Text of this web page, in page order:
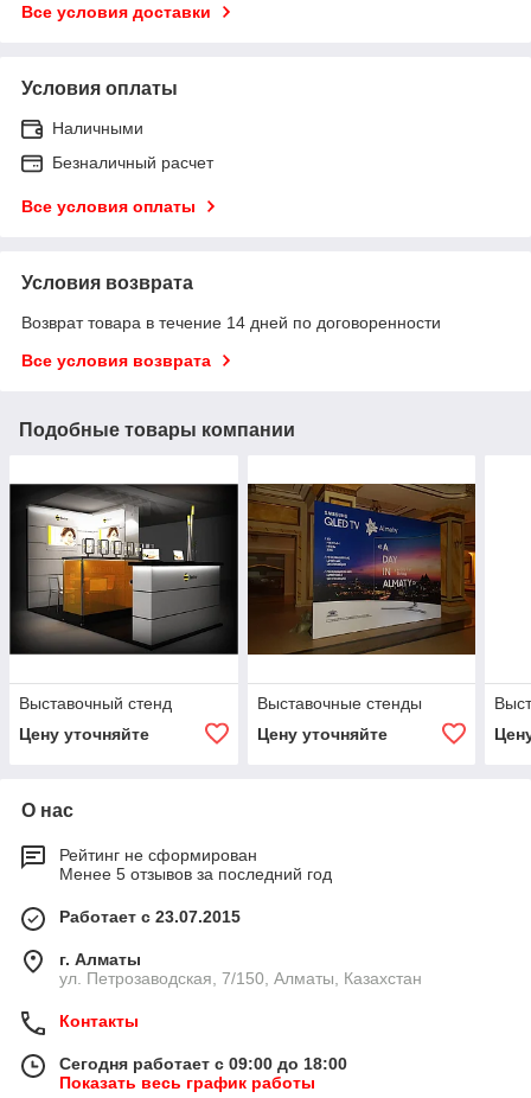
Все условия доставки
Условия оплаты
Наличными
Безналичный расчет
Все условия оплаты
Условия возврата
Возврат товара в течение 14 дней по договоренности
Все условия возврата
Подобные товары компании
Выставочный стенд
Цену уточняйте
Выставочные стенды
Цену уточняйте
О нас
Рейтинг не сформирован
Менее 5 отзывов за последний год
Работает с 23.07.2015
г. Алматы
ул. Петрозаводская, 7/150, Алматы, Казахстан
Контакты
Сегодня работает с 09:00 до 18:00
Показать весь график работы